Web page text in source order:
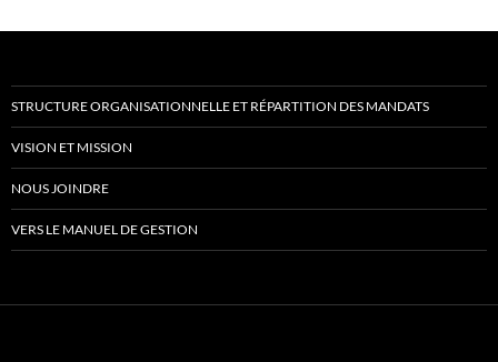
STRUCTURE ORGANISATIONNELLE ET RÉPARTITION DES MANDATS
VISION ET MISSION
NOUS JOINDRE
VERS LE MANUEL DE GESTION